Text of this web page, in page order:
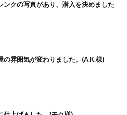
ンクの写真があり、購入を決めました
の雰囲気が変わりました。(A.K.様)